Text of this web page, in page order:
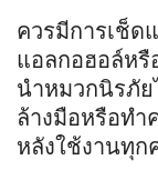
ควรมีการเช็ด
แอลกอฮอล์หรื
นำหมวกนิรภัย
ล้างมือหรือทำ
หลังใช้งานทุก